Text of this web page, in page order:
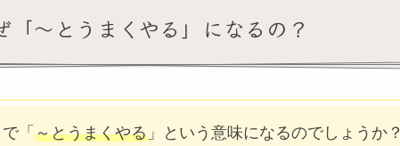
～とうまくやる」になるの？
「 ～とうまくやる 」という意味になるのでしょうか？